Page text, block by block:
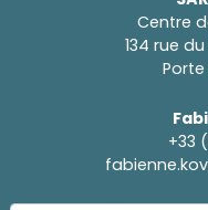
Centre
134 rue
Porte
+33